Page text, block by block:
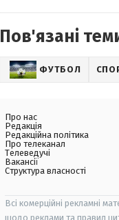
Пов'язані
ФУТБОЛ
Про нас
Редакція
Редакційна політика
Про телеканал
Телеведучі
Вакансії
Структура власності
Всі комерційні рекламні
щодо реклами та правил